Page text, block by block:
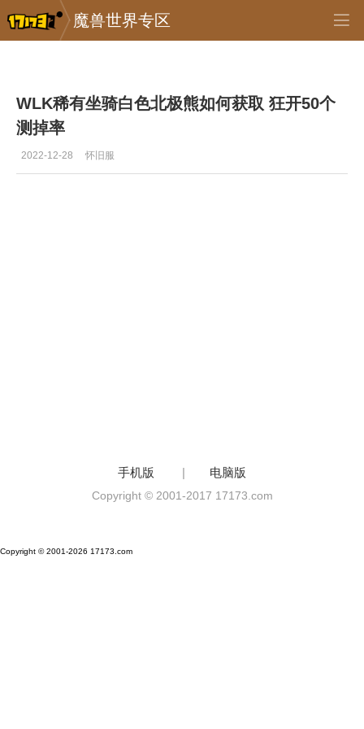
魔兽世界专区
专区_《魔兽世界》 >
WLK稀有坐骑白色北极熊如何获取 狂开50个
测掉率
2022-12-28 怀旧服
手机版 | 电脑版
Copyright © 2001-2017 17173.com
Copyright © 2001-2026 17173.com